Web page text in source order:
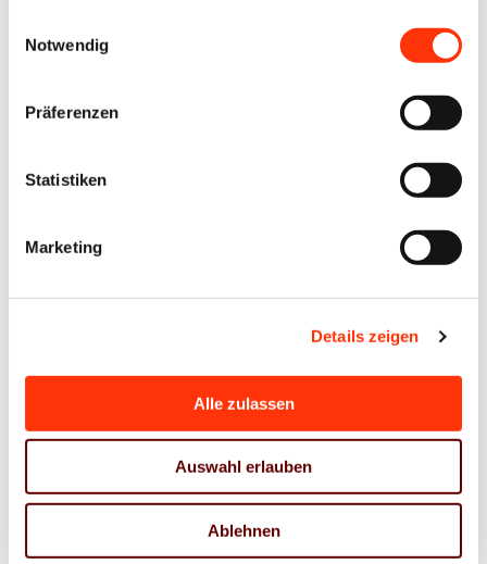
Notwendig
Präferenzen
Statistiken
Marketing
Details zeigen
Alle zulassen
Auswahl erlauben
Ablehnen
Digital allein
gedruckten
Europäische
KI-gestützten
Entwaldungsverordnung: